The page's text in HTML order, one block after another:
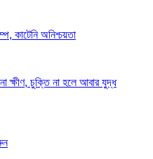
কাটেনি অনিশ্চয়তা
ক্ষীণ, চুক্তি না হলে আবার যুদ্ধ